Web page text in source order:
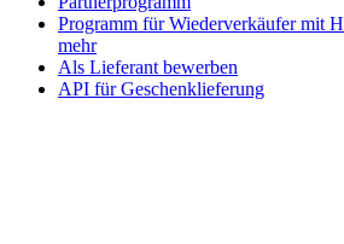
Programm für Wiederverkäufer mit
mehr
Als Lieferant bewerben
API für Geschenklieferung